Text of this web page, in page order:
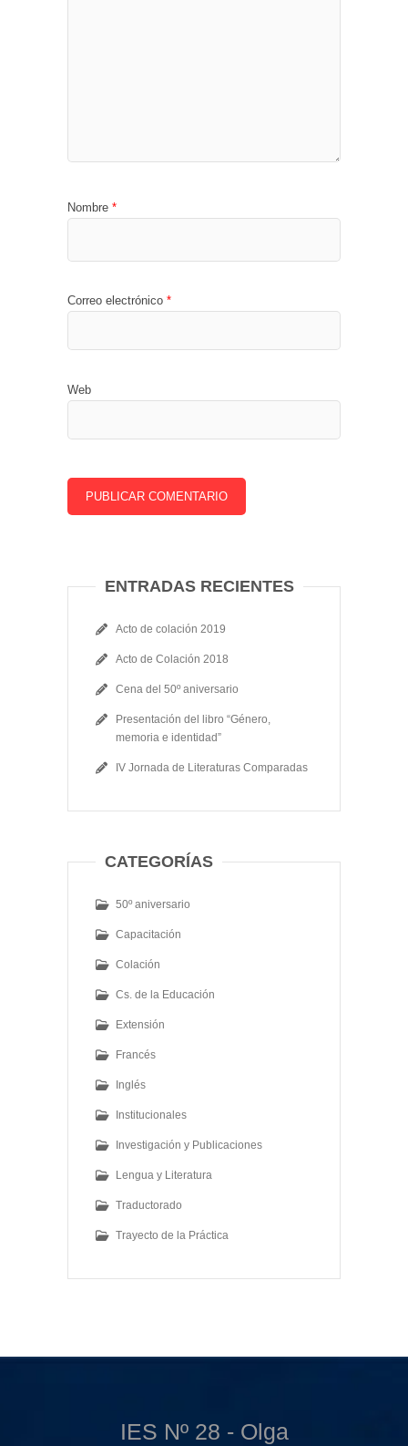
Nombre *
Correo electrónico *
Web
ENTRADAS RECIENTES
Acto de colación 2019
Acto de Colación 2018
Cena del 50º aniversario
Presentación del libro “Género,
memoria e identidad”
IV Jornada de Literaturas Comparadas
CATEGORÍAS
50º aniversario
Capacitación
Colación
Cs. de la Educación
Extensión
Francés
Inglés
Institucionales
Investigación y Publicaciones
Lengua y Literatura
Traductorado
Trayecto de la Práctica
IES Nº 28 - Olga